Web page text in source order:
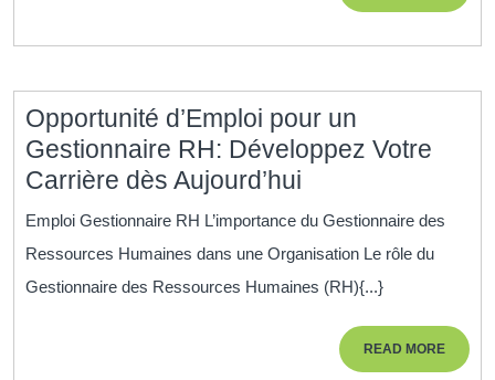
monde
du
travail
contemporain
MORE
Opportunité d’Emploi pour un
Gestionnaire RH: Développez Votre
Carrière dès Aujourd’hui
d’Emploi
pour
Gestionnaire
RH:
Développez
Emploi Gestionnaire RH L’importance du Gestionnaire des
Ressources Humaines dans une Organisation Le rôle du
Gestionnaire des Ressources Humaines (RH){...}
READ MOREREAD
MORE